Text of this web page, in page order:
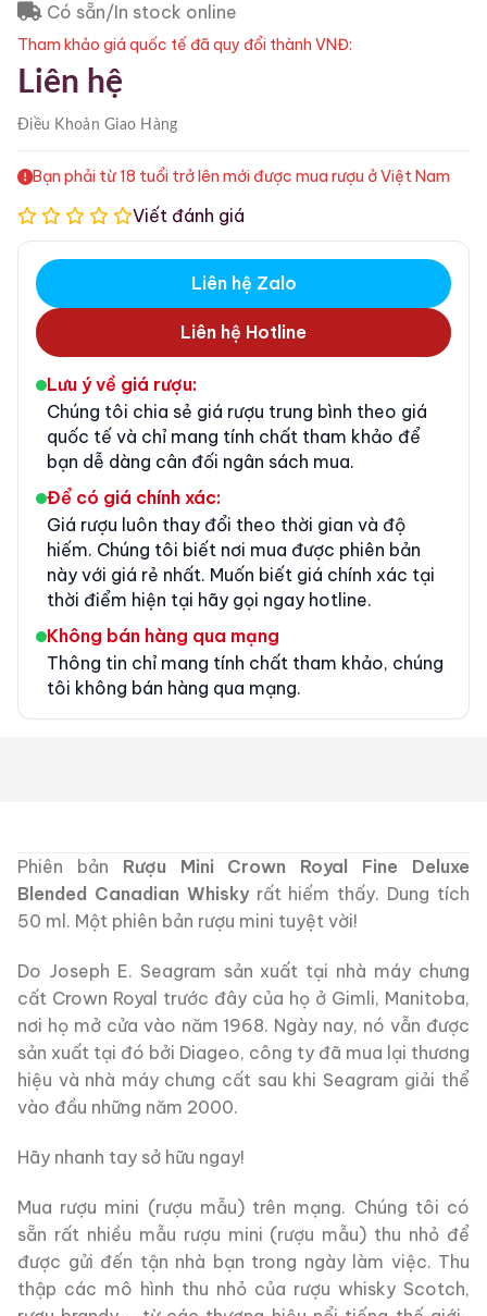
Có sẵn/In stock online
Tham khảo giá quốc tế đã quy đổi thành VNĐ:
Liên hệ
Điều KhoảnGiao Hàng
Bạn phải từ 18 tuổi trở lên mới được mua rượu ở Việt Nam
Viết đánh giá
Liên hệ Zalo
Liên hệ Hotline
Lưu ý về giá rượu:
Chúng tôi chia sẻ giá rượu trung bình theo giá
quốc tế và chỉ mang tính chất tham khảo để
bạn dễ dàng cân đối ngân sách mua.
Để có giá chính xác:
Giá rượu luôn thay đổi theo thời gian và độ
hiếm. Chúng tôi biết nơi mua được phiên bản
này với giá rẻ nhất. Muốn biết giá chính xác tại
thời điểm hiện tại hãy gọi ngay hotline.
Không bán hàng qua mạng
Thông tin chỉ mang tính chất tham khảo, chúng
tôi không bán hàng qua mạng.
Phiên bản Rượu Mini Crown Royal Fine Deluxe
Blended Canadian Whisky rất hiếm thấy. Dung tích
50 ml. Một phiên bản rượu mini tuyệt vời!
Do Joseph E. Seagram sản xuất tại nhà máy chưng
cất Crown Royal trước đây của họ ở Gimli, Manitoba,
nơi họ mở cửa vào năm 1968. Ngày nay, nó vẫn được
sản xuất tại đó bởi Diageo, công ty đã mua lại thương
hiệu và nhà máy chưng cất sau khi Seagram giải thể
vào đầu những năm 2000.
Hãy nhanh tay sở hữu ngay!
Mua rượu mini (rượu mẫu) trên mạng. Chúng tôi có
sẵn rất nhiều mẫu rượu mini (rượu mẫu) thu nhỏ để
được gửi đến tận nhà bạn trong ngày làm việc. Thu
thập các mô hình thu nhỏ của rượu whisky Scotch,